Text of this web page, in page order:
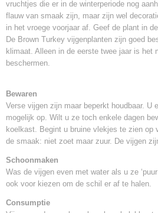
vruchtjes die er in de winterperiode nog
flauw van smaak zijn, maar zijn wel
in het vroege voorjaar af. Geef de plant in
De Brown Turkey vijgenplanten zijn goed
klimaat. Alleen in de eerste twee jaar is het
beschermen.
Bewaren
Verse vijgen zijn maar beperkt houdbaar. U
mogelijk op. Wilt u ze toch enkele dagen
koelkast. Begint u bruine vlekjes te zien op
de smaak: niet zoet maar zuur. De vijgen
Schoonmaken
Was de vijgen even met water als u ze
ook voor kiezen om de schil er af te halen.
Consumptie